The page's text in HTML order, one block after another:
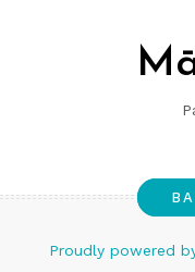
Proudly powered